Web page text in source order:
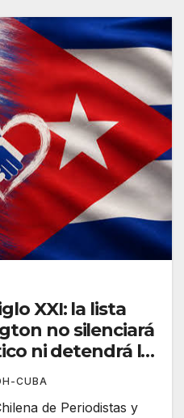
XXI: la lista
no silenciará
ni detendrá la
CUBA
de Periodistas y